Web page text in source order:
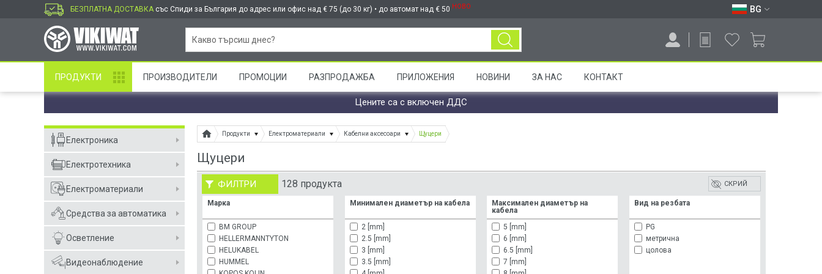
БЕЗПЛАТНА ДОСТАВКА със Спиди за България до адрес или офис над € 75 (до 30 кг) • до автомат над € 50 НОВО BG
ПРОДУКТИ ПРОИЗВОДИТЕЛИ ПРОМОЦИИ РАЗПРОДАЖБА ПРИЛОЖЕНИЯ НОВИНИ ЗА НАС КОНТАКТ
Цените са с включен ДДС
Електроника
Електротехника
Електроматериали
Средства за автоматика
Осветление
Видеонаблюдение
Продукти Електроматериали Кабелни аксесоари Щуцери
Щуцери
ФИЛТРИ 128 продукта СКРИЙ
Марка
BM GROUP
HELLERMANNTYTON
HELUKABEL
HUMMEL
Минимален диаметър на кабела
2 [mm]
2.5 [mm]
3 [mm]
3.5 [mm]
Максимален диаметър на
кабела
5 [mm]
6 [mm]
6.5 [mm]
7 [mm]
Вид на резбата
PG
метрична
цолова